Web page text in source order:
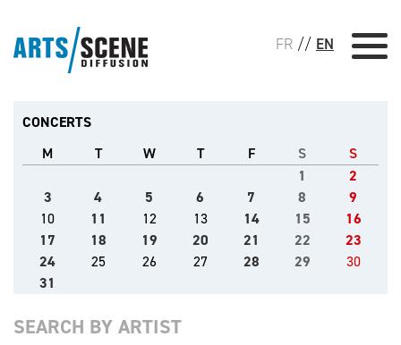
FR // EN
CONCERTS
M
T W T F S
S
1
2
3
4 5 6 7 8
9
10
11 12 13 14 15
16
17
18 19 20 21 22
23
24
25 26 27 28 29
30
31
SEARCH BY ARTIST